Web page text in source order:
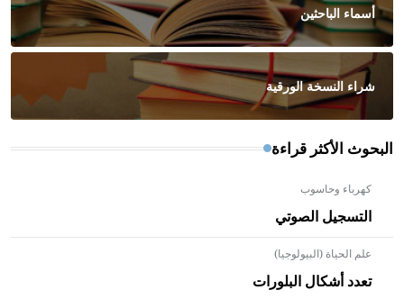
أسماء الباحثين
شراء النسخة الورقية
البحوث الأكثر قراءة
كهرباء وحاسوب
التسجيل الصوتي
علم الحياة (البيولوجيا)
تعدد أشكال البلورات